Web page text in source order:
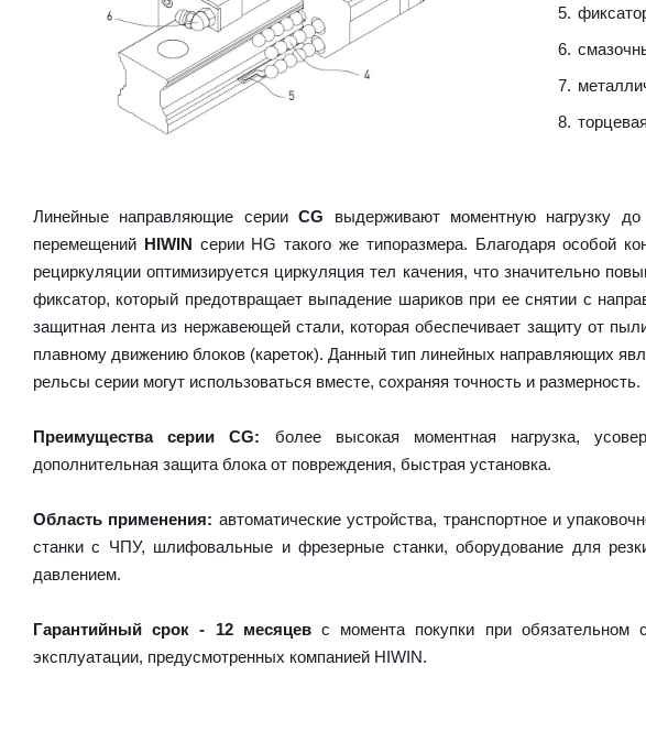
Линейные направляющие серииCG выдерживают моментную нагрузку
перемещений HIWIN серии HG такого же типоразмера. Благодаря особой
рециркуляции оптимизируется циркуляция тел качения, что значительно
фиксатор, который предотвращает выпадение шариков при ее снятии с
защитная лента из нержавеющей стали, которая обеспечивает защиту от
плавному движению блоков (кареток). Данный тип линейных направляющих
рельсы серии могут использоваться вместе, сохраняя точность и размерность.
Преимущества серии CG: более высокая моментная нагрузка,
дополнительная защита блока от повреждения, быстрая установка.
Область применения: автоматические устройства, транспортное и
станки с ЧПУ, шлифовальные и фрезерные станки, оборудование для
давлением.
Гарантийный срок - 12 месяцевс момента покупки при обязательном
эксплуатации, предусмотренных компанией HIWIN.